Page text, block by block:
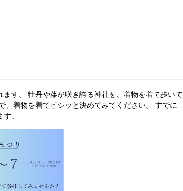
す。 牡丹や藤が咲き誇る神社を、着物を着て歩いて
、着物を着てビシッと決めてみてください。 すでに
。